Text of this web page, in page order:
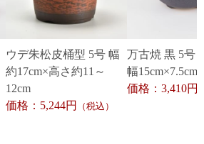
ウデ朱松皮桶型 5号 幅
約17cm×高さ約11～
12cm
価格：5,244円
（税込）
万古焼 黒 5号
幅15cm×7.5cm
価格：3,410円